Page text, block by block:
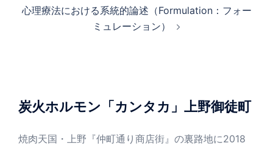
ゲ心理療法における系統的論述（Formulation：フォー
ミュレーション）
炭火ホルモン「カンタカ」上野御徒町
焼肉天国・上野『仲町通り商店街』の裏路地に2018